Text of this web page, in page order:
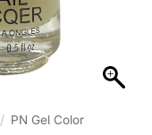
/ PN Gel Color